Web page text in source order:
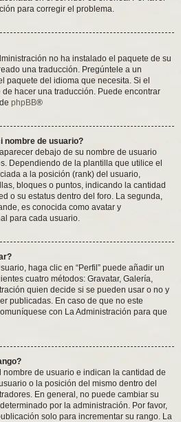
para corregir el problema.
no ha instalado el paquete de su
una traducción. Pregúntele a un
paquete del idioma que necesita. Si el
hacer una traducción. Puede encontrar
phpBB®
nombre de usuario?
debajo de su nombre de usuario
Dependiendo de la plantilla que utilice el
a la posición (rank) del usuario,
bloques o puntos, indicando la cantidad
o su estatus dentro del foro. La segunda,
es conocida como avatar y
para cada usuario.
haga clic en “Perfil” puede añadir un
cuatro métodos: Gravatar, Galería,
quien decide si se pueden usar o no y
publicadas. En caso de que no este
con La Administración para que
de usuario e indican la cantidad de
o la posición del mismo dentro del
En general, no puede cambiar su
por la administración. Por favor,
solo para incrementar su rango. La